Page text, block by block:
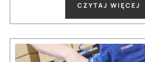
CZYTAJ WIĘCEJ